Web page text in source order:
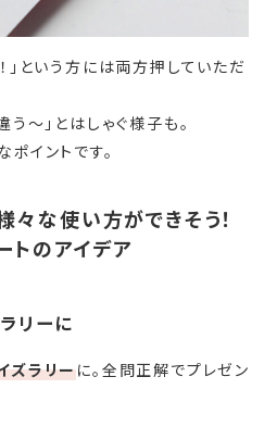
」という方には両方押していただ
～」とはしゃぐ様子も。
イントです。
々な使い方ができそう！
トのアイデア
リーに
ズラリーに。全問正解でプレゼン